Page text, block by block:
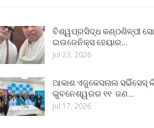
ବିଶ୍ୱପ୍ରସିଦ୍ଧ କଣ୍ଠଶିଳ୍ପୀ
ଇଉଜେନିକ୍ସ ହେୟାର…
Jul 23, 2026
ଆକାଶ ଏଜୁକେସନାଲ ସର୍ଭିସେସ୍
ଭୁବନେଶ୍ୱରର ୧୧ ଜଣ…
Jul 17, 2026